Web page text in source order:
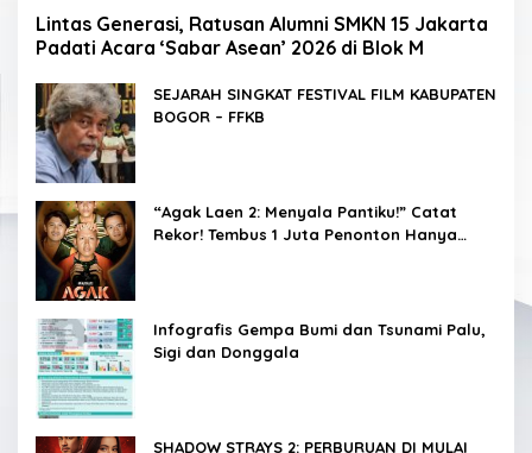
Lintas Generasi, Ratusan Alumni SMKN 15 Jakarta
Padati Acara ‘Sabar Asean’ 2026 di Blok M
SEJARAH SINGKAT FESTIVAL FILM KABUPATEN
BOGOR – FFKB
“Agak Laen 2: Menyala Pantiku!” Catat
Rekor! Tembus 1 Juta Penonton Hanya
Infografis Gempa Bumi dan Tsunami Palu,
Sigi dan Donggala
SHADOW STRAYS 2: PERBURUAN DI MULAI